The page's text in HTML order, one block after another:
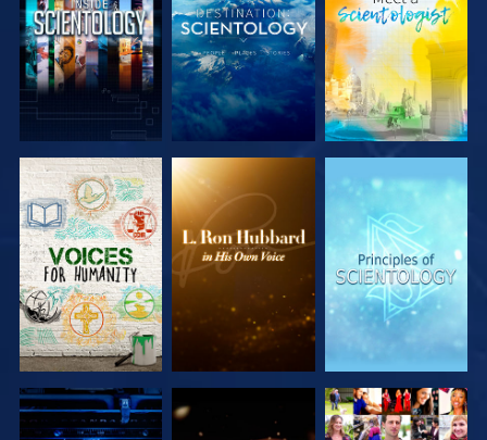
VERKEN DE
SERIE
VERKEN DE
SERIE
VERKEN DE
SERIE